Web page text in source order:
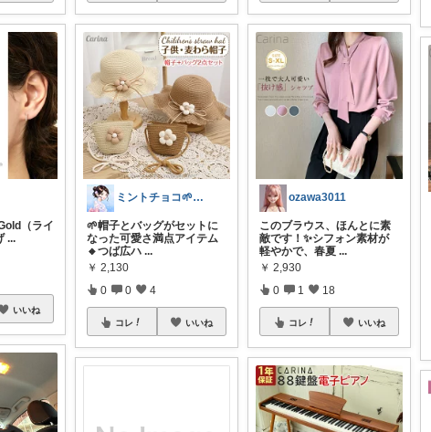
（ライ
...
いいね
ミントチョコ🌱いつもありがとう
🌱帽子とバッグがセットに
なった可愛さ満点アイテム
🔸つば広ハ ...
￥ 2,130
0 0 4
コレ いいね
ozawa3011
このブラウス、ほんとに素
敵です！✨シフォン素材が
軽やかで、春夏 ...
￥ 2,930
0 1 18
コレ いいね